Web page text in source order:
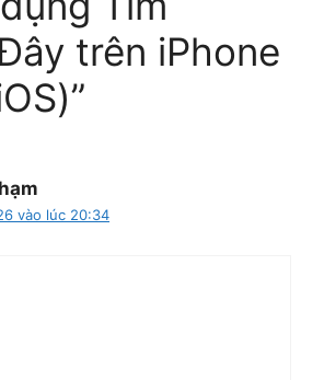
trên iPhone
vào lúc 20:34